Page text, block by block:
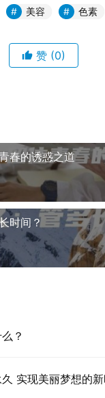
美容 色素
赞 (0)
春的诱惑之道
时间？
？
实现美丽梦想的